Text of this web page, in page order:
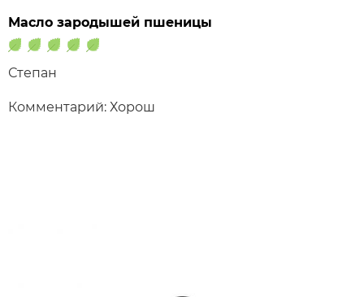
Масло зародышей пшеницы
Степан
Комментарий: Хорош